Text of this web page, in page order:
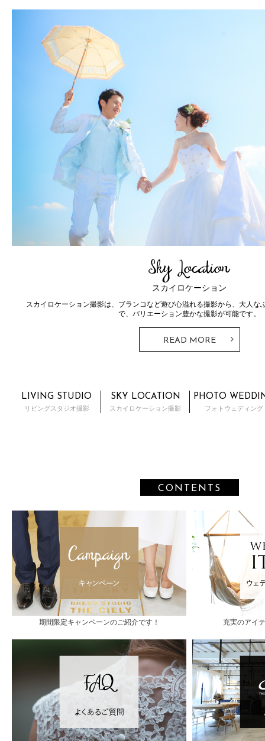
Sky Location
スカイロケーション
スカイロケーション撮影は、ブランコなど遊び心溢れる撮影から、大人な
で、バリエーション豊かな撮影が可能です。
READ MORE
LIVING STUDIO
リビングスタジオ撮影
SKY LOCATION
スカイロケーション撮影
PHOTO
フォトウェディング
CONTENTS
期間限定キャンペーンのご紹介です！ 充実のアイ